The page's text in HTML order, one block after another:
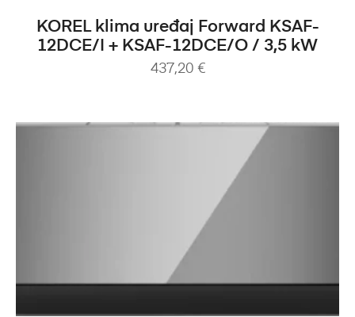
DODAJ U KOŠARICU
KOREL klima uređaj Forward KSAF-
12DCE/I + KSAF-12DCE/O / 3,5 kW
437,20 €